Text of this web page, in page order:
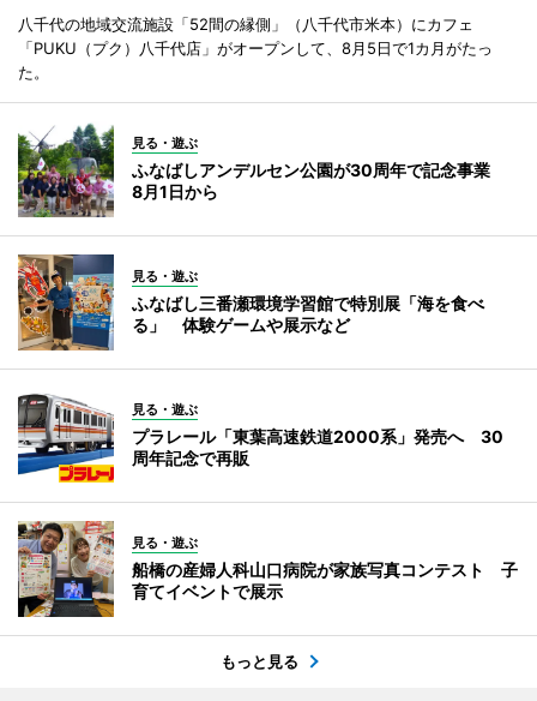
八千代の地域交流施設「52間の縁側」（八千代市米本）にカフェ
「PUKU（プク）八千代店」がオープンして、8月5日で1カ月がたっ
た。
見る・遊ぶ
ふなばしアンデルセン公園が30周年で記念事業
8月1日から
見る・遊ぶ
ふなばし三番瀬環境学習館で特別展「海を食べ
る」 体験ゲームや展示など
見る・遊ぶ
プラレール「東葉高速鉄道2000系」発売へ 30
周年記念で再販
見る・遊ぶ
船橋の産婦人科山口病院が家族写真コンテスト 子
育てイベントで展示
もっと見る